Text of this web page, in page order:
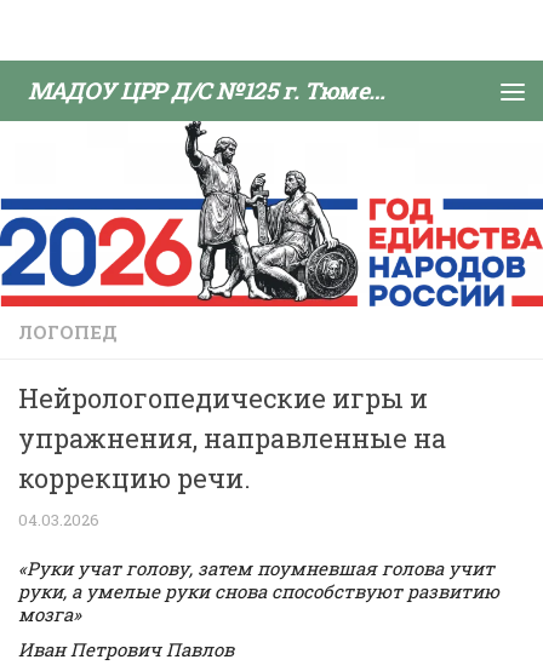
МАДОУ ЦРР Д/С №125 г. Тюмени
ЛОГОПЕД
Нейрологопедические игры и
упражнения, направленные на
коррекцию речи.
04.03.2026
«Руки учат голову, затем поумневшая голова учит
руки, а умелые руки снова способствуют развитию
мозга»
Иван Петрович Павлов